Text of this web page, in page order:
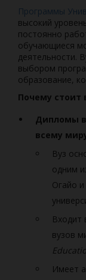
Программы
высокий
постоянно
обучающиеся
деятельности.
выбором
образование,
Почему стоит
Дипломы
всему
Вуз
одним
Огайо
Входит
вузов
Имеет